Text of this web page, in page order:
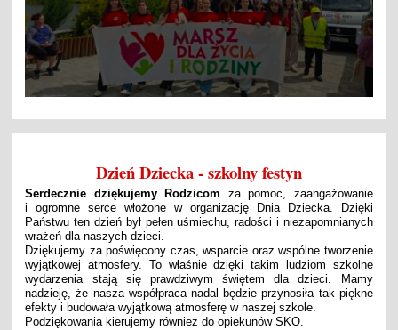
Dzień Dziecka - szkolny festyn
Serdecznie dziękujemy Rodzicom za pomoc, zaangażowanie
i ogromne serce włożone w organizację Dnia Dziecka. Dzięki
Państwu ten dzień był pełen uśmiechu, radości i niezapomnianych
wrażeń dla naszych dzieci.
Dziękujemy za poświęcony czas, wsparcie oraz wspólne tworzenie
wyjątkowej atmosfery. To właśnie dzięki takim ludziom szkolne
wydarzenia stają się prawdziwym świętem dla dzieci. Mamy
nadzieję, że nasza współpraca nadal będzie przynosiła tak piękne
efekty i budowała wyjątkową atmosferę w naszej szkole.
Podziękowania kierujemy również do opiekunów SKO.